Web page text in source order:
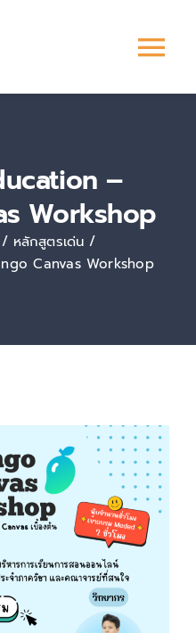
–
Workshop
หลักสูตรเด่น
Canvas Workshop